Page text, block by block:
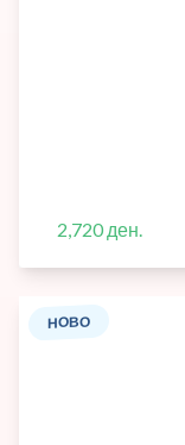
2,720 ден.
НОВО